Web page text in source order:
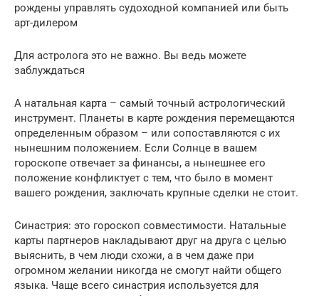
рождены управлять судоходной компанией или быть
арт-дилером
Для астролога это не важно. Вы ведь можете
заблуждаться
А натальная карта – самый точный астрологический
инструмент. Планеты в карте рождения перемещаются
определенным образом – или сопоставляются с их
нынешним положением. Если Солнце в вашем
гороскопе отвечает за финансы, а нынешнее его
положение конф­ликтует с тем, что было в момент
вашего рождения, заключать крупные сделки не стоит.
Синастрия: это гороскоп совместимости. Натальные
карты партнеров накладывают друг на друга с целью
выяснить, в чем люди схожи, а в чем даже при
огромном желании никогда не смогут найти общего
языка. Чаще всего синастрия используется для